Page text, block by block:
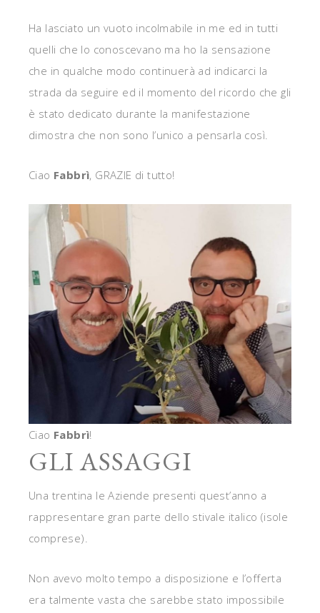
Ha lasciato un vuoto incolmabile in me ed in tutti
quelli che lo conoscevano ma ho la sensazione
che in qualche modo continuerà ad indicarci la
strada da seguire ed il momento del ricordo che gli
è stato dedicato durante la manifestazione
dimostra che non sono l’unico a pensarla così.
Ciao Fabbrì, GRAZIE di tutto!
Ciao Fabbrì!
GLI ASSAGGI
Una trentina le Aziende presenti quest’anno a
rappresentare gran parte dello stivale italico (isole
comprese).
Non avevo molto tempo a disposizione e l’offerta
era talmente vasta che sarebbe stato impossibile